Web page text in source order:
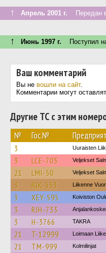
↑ Апрель 2001 г. Передан в
↑ Июнь 1997 г. Поступил
Ваш комментарий
Вы не вошли на сайт.
Комментарии могут
Другие ТС с этим
№ Гос.№
3 Uuraisten
3 LCE-703 Veljekset
21 LMI-50 Veljekset
3 RJK-553 Liikenne
3 XEY-595 Koiviston
3 RJH-733
3 H-3766 TAKRA
21 T-12999 Loimaan
21 TM-999 Kolmilinjat